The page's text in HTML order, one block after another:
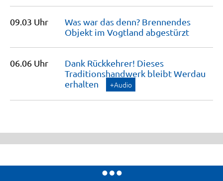
09.03 Uhr
Was war das denn? Brennendes
Objekt im Vogtland abgestürzt
06.06 Uhr
Dank Rückkehrer! Dieses
Traditionshandwerk bleibt Werdau
erhalten
+Audio